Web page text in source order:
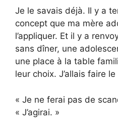
Je le savais déjà. Il y a
concept que ma mère
l’appliquer. Et il y a
sans dîner, une
une place à la table
leur choix. J’allais faire le
« Je ne ferai pas de
« J’agirai. »